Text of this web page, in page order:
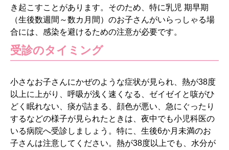
き起こすことがあります。そのため、特に乳児 期早期
（生後数週間～数カ月間）のお子さんがいらっしゃる場
合には、感染を避けるための注意が必要です。
受診のタイミング
小さなお子さんにかぜのような症状が見られ、熱が38度
以上に上がり、呼吸が浅く速くなる、ゼイゼイと咳がひ
どく眠れない、痰が詰まる、顔色が悪い、急にぐったり
するなどの様子が見られたときは、夜中でも小児科医の
いる病院へ受診しましょう。特に、生後6か月未満のお
子さんは注意してください。熱が38度以上でも、水分が